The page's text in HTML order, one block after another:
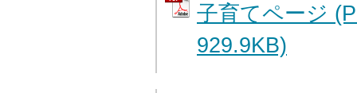
子育てページ
929.9KB)